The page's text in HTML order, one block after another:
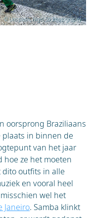
© Unsplash, Nigel Sb Photography
oorsprong Braziliaans
plaats in binnen de
van het jaar
hoe ze het moeten
outfits in alle
en vooral heel
wel het
Janeiro. Samba klinkt